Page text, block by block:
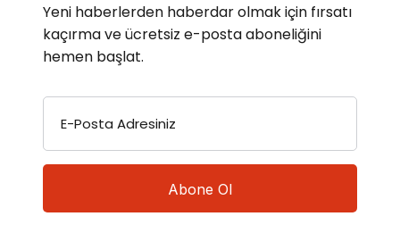
Yeni haberlerden haberdar olmak için fırsatı
kaçırma ve ücretsiz e-posta aboneliğini
hemen başlat.
E-Posta Adresiniz